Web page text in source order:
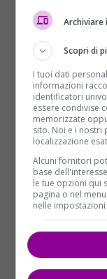
La bicicletta
esposto al
New York. Per
sulla
soddisfare
Scopri di
I tuoi dati
informazioni
identificatori
essere condivise
memorizzate
sito. Noi e i nostri
localizzazione
Alcuni fornitori
base
le tue opzioni qui
pagina o nel
nelle